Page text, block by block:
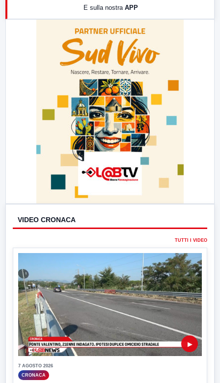
E sulla nostra APP
VIDEO CRONACA
TUTTI I VIDEO
▶
7 AGOSTO 2026
CRONACA